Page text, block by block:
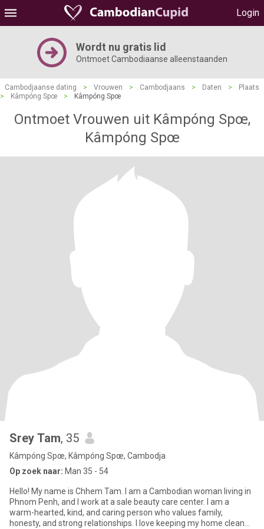
Login
Wordt nu gratis lid
Ontmoet Cambodiaanse alleenstaanden
Cambodjaanse dating > Vrouwen > Cambodjaans > Daten >
Plaats
>
Kâmpóng Spœ > Kâmpóng Spœ
Ontmoet Vrouwen uit Kâmpóng Spœ,
Kâmpóng Spœ
Srey Tam, 35
Kâmpóng Spœ, Kâmpóng Spœ, Cambodja
Op zoek naar: Man 35 - 54
Hello! My name is Chhem Tam. I am a Cambodian woman living in
Phnom Penh, and I work at a sale beauty care center. I am a
warm-hearted, kind, and caring person who values family,
honesty, and strong relationships. I love keeping my home clean